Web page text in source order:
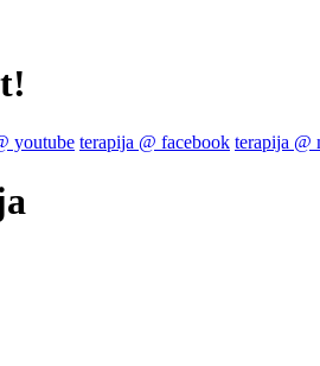
youtube terapija @ facebook terapija @